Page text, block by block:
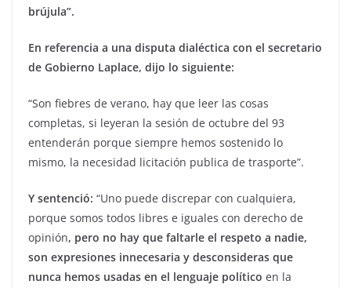
brújula”.
En referencia a una disputa dialéctica con el secretario
de Gobierno Laplace, dijo lo siguiente:
“Son fiebres de verano, hay que leer las cosas
completas, si leyeran la sesión de octubre del 93
entenderán porque siempre hemos sostenido lo
mismo, la necesidad licitación publica de trasporte”.
Y sentenció: “Uno puede discrepar con cualquiera,
porque somos todos libres e iguales con derecho de
opinión, pero no hay que faltarle el respeto a nadie,
son expresiones innecesaria y desconsideras que
nunca hemos usadas en el lenguaje político en la